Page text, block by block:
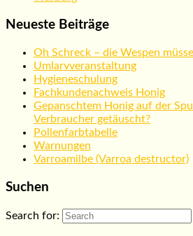
Neueste Beiträge
Oh Schreck – die Wespen
Umlarvveranstaltung
Hygieneschulung
Fachkundenachweis Honig
Gepanschtem Honig auf der
Verbraucher getäuscht?
Pollenfarbtabelle
Warnungen
Varroamilbe (Varroa destructor)
Suchen
Search for: